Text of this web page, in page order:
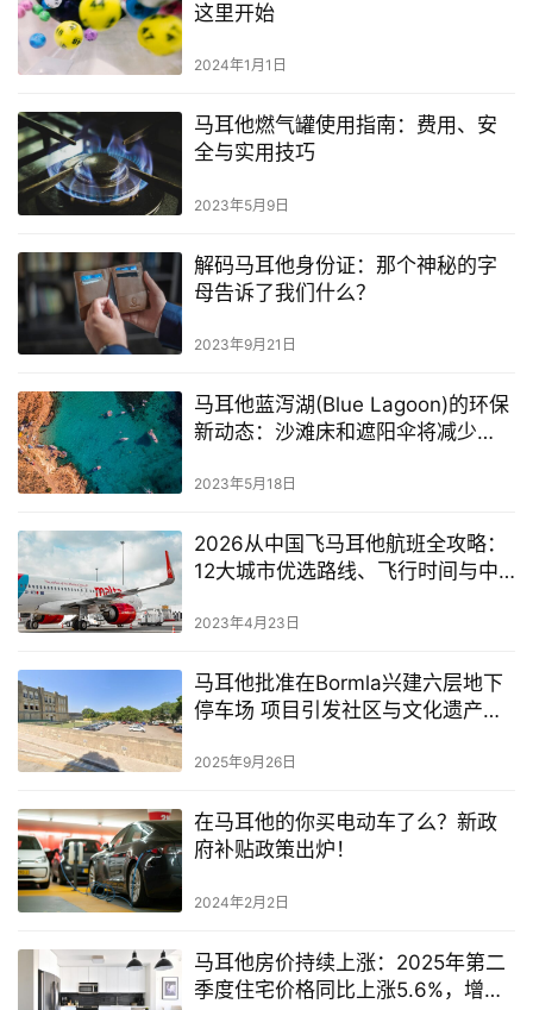
这里开始
2024年1月1日
马耳他燃气罐使用指南：费用、安
全与实用技巧
2023年5月9日
解码马耳他身份证：那个神秘的字
母告诉了我们什么？
2023年9月21日
马耳他蓝泻湖(Blue Lagoon)的环保
新动态：沙滩床和遮阳伞将减少
2023年5月18日
2026从中国飞马耳他航班全攻略：
12大城市优选路线、飞行时间与中
2023年4月23日
马耳他批准在Bormla兴建六层地下
停车场 项目引发社区与文化遗产争
2025年9月26日
在马耳他的你买电动车了么？新政
府补贴政策出炉！
2024年2月2日
马耳他房价持续上涨：2025年第二
季度住宅价格同比上涨5.6%，增幅